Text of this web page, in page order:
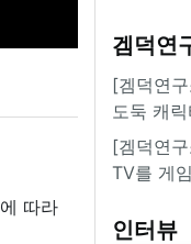
에 따라
겜덕연
[겜덕연
도둑 캐
[겜덕연
TV를 게
인터뷰